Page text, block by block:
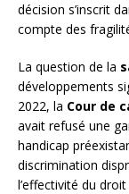
décision s’inscrit
compte des
La question de la
développements
2022, la Cour de
avait refusé une
handicap
discrimination
l’effectivité du